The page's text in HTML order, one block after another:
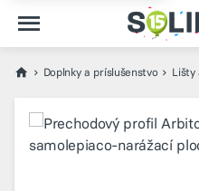
Doplnky a príslušenstvo Lišty